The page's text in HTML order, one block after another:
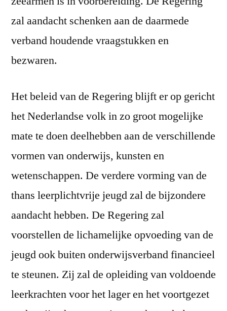
zal aandacht schenken aan de daarmede
verband houdende vraagstukken en
bezwaren.
Het beleid van de Regering blijft er op gericht
het Nederlandse volk in zo groot mogelijke
mate te doen deelhebben aan de verschillende
vormen van onderwijs, kunsten en
wetenschappen. De verdere vorming van de
thans leerplichtvrije jeugd zal de bijzondere
aandacht hebben. De Regering zal
voorstellen de lichamelijke opvoeding van de
jeugd ook buiten onderwijsverband financieel
te steunen. Zij zal de opleiding van voldoende
leerkrachten voor het lager en het voortgezet